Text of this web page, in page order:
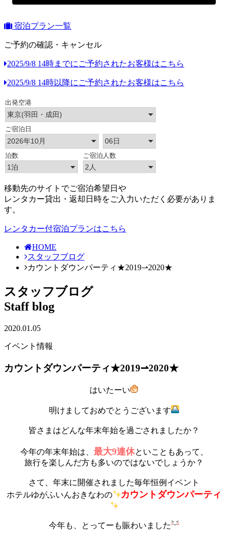
宿泊プラン一覧
ご予約の確認・キャンセル
2025/9/8 14時までにご予約されたお客様はこちら
2025/9/8 14時以降にご予約されたお客様はこちら
移動先のサイトでご宿泊希望日や
レンタカー貸出・返却日時をご入力いただく必要がありま
す。
レンタカー付宿泊プランはこちら
HOME
スタッフブログ
カウントダウンパーティ★2019⇀2020★
スタッフブログ
Staff blog
2020.01.05
イベント情報
カウントダウンパーティ★2019⇀2020★
はいたーい
明けましておめでとうございます
皆さまはどんな年末年始を過ごされましたか？
今年の年末年始は、 最大9連休といこともあって、
旅行を楽しんだ方も多いのではないでしょうか？
さて、年末に開催されました毎年恒例イベント
ホテルゆがふいんおきなわの
カウントダウンパーティ
今年も、とってーも賑わいました